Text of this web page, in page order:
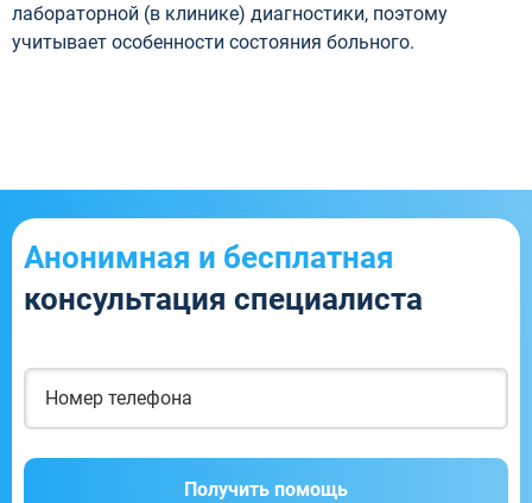
лабораторной (в клинике) диагностики, поэтому
учитывает особенности состояния больного.
Анонимная и бесплатная
консультация специалиста
Получить помощь